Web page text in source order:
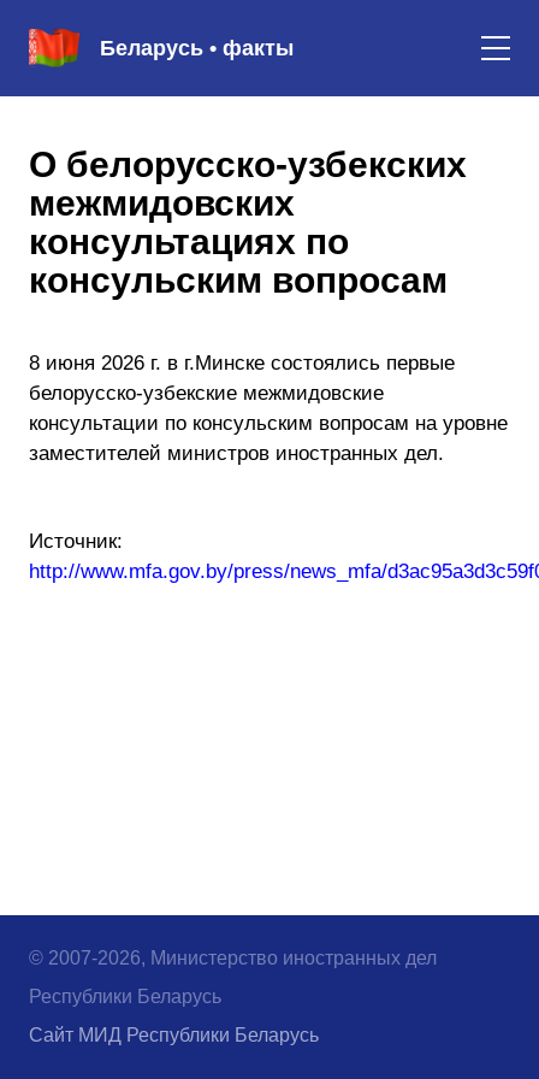
Беларусь • факты
О белорусско-узбекских
межмидовских
консультациях по
консульским вопросам
8 июня 2026 г. в г.Минске состоялись первые
белорусско-узбекские межмидовские
консультации по консульским вопросам на уровне
заместителей министров иностранных дел.
Источник:
http://www.mfa.gov.by/press/news_mfa/
© 2007-2026, Министерство иностранных дел
Республики Беларусь
Сайт МИД Республики Беларусь